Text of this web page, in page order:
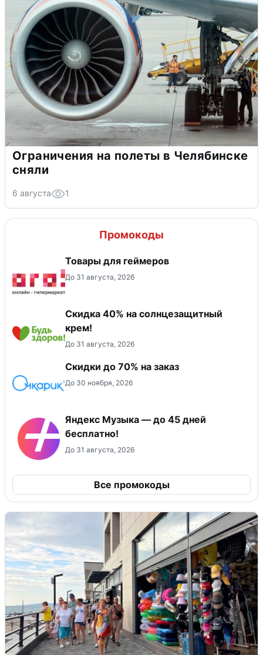
Ограничения на полеты в Челябинске
сняли
6 августа 1
Промокоды
Товары для геймеров
До 31 августа, 2026
Скидка 40% на солнцезащитный
крем!
До 31 августа, 2026
Скидки до 70% на заказ
До 30 ноября, 2026
Яндекс Музыка — до 45 дней
бесплатно!
До 31 августа, 2026
Все промокоды